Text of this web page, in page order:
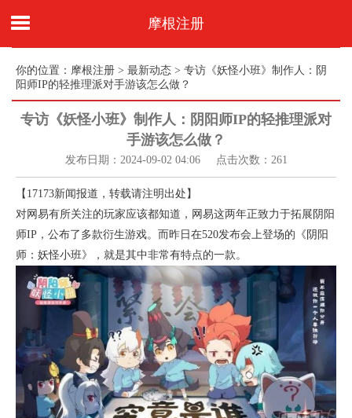
摩根注册
你的位置： 摩根注册 > 最新动态 > 专访《妖怪小班》制作人：阴
阳师IP的轻推理派对手游该怎么做？
专访《妖怪小班》制作人：阴阳师IP的轻推理派对
手游该怎么做？
发布日期：2024-09-02 04:06 点击次数：261
【17173新闻报道，转载请注明出处】
对网易有所关注的玩家应该都知道，网易这两年正致力于拓展阴阳
师IP，公布了多款衍生游戏。而昨日在520发布会上登场的《阴阳
师：妖怪小班》，就是其中非常有特点的一款。